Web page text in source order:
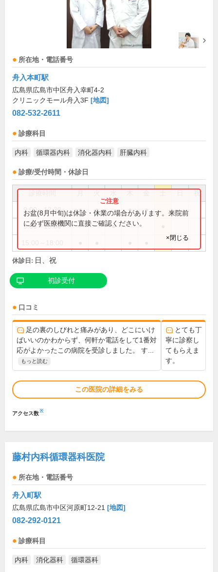
所在地・電話番号
舟入本町駅
広島県広島市中区舟入幸町4-2
クリニックモール舟入3F [地図]
082-532-2611
診療科目
内科 循環器内科 消化器内科 肝臓内科
診療/受付時間・休診日
祝
9:00～12:30 ● ● ● ●
9:00～13:00 ●
お盆(8月中旬)は休診・休業の場合があります。来院前
に必ず医療機関に直接ご確認ください。
×閉じる
休診日: 日、祝
初診受付
口コミ
足の裏のしびれと痛みがあり、どこにいけ
ばいいのかわからず、何軒か電話をして1番対
応がよかったこの病院を受診しました。 す...
もっと読む
とても丁
寧に診察し
てもらえま
す。
この医院の詳細をみる
アクセス数※
藤村内科循環器科医院
所在地・電話番号
舟入町駅
広島県広島市中区河原町12-21 [地図]
082-292-0121
診療科目
内科 消化器科 循環器科